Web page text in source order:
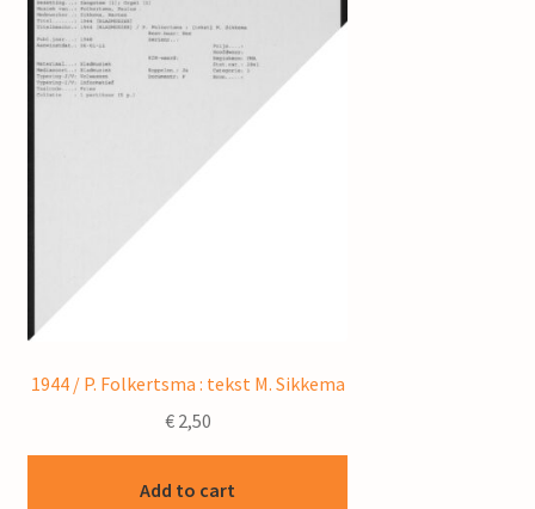
1944 / P. Folkertsma : tekst M. Sikkema
€2,50
Add to cart